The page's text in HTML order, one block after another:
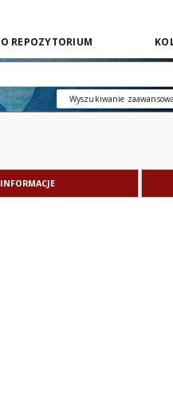
O REPOZYTORIUM
Wyszukiwanie
INFORMACJE